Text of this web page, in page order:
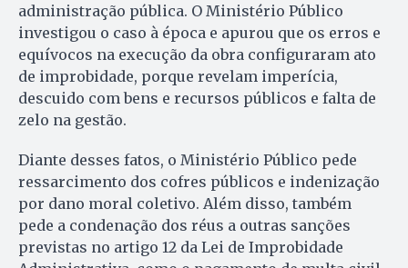
administração pública. O Ministério Público
investigou o caso à época e apurou que os erros e
equívocos na execução da obra configuraram ato
de improbidade, porque revelam imperícia,
descuido com bens e recursos públicos e falta de
zelo na gestão.
Diante desses fatos, o Ministério Público pede
ressarcimento dos cofres públicos e indenização
por dano moral coletivo. Além disso, também
pede a condenação dos réus a outras sanções
previstas no artigo 12 da Lei de Improbidade